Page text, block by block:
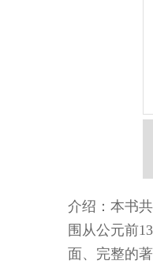
介绍：本书
围从公元前
面、完整的